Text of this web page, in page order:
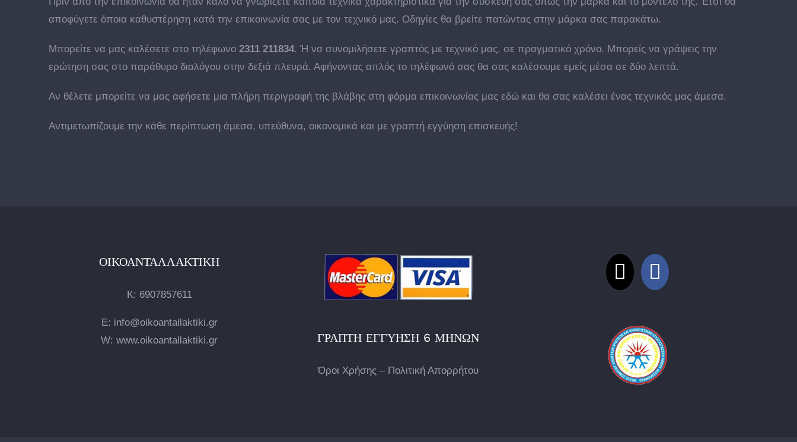
αποφύγετε όποια καθυστέρηση κατά την επικοινωνία σας με τον τεχνικό μας. Οδηγίες θα βρείτε πατώντας στην μάρκα σας παρακάτω.
Μπορείτε να μας καλέσετε στο τηλέφωνο 2311 211834. Ή να συνομιλήσετε γραπτός με τεχνικό μας, σε πραγματικό χρόνο. Μπορείς να γράψεις την
ερώτηση σας στο παράθυρο διαλόγου στην δεξιά πλευρά. Αφήνοντας απλός το τηλέφωνό σας θα σας καλέσουμε εμείς μέσα σε δύο λεπτά.
Αν θέλετε μπορείτε να μας αφήσετε μια πλήρη περιγραφή της βλάβης στη φόρμα επικοινωνίας μας εδώ και θα σας καλέσει ένας τεχνικός μας άμεσα.
Αντιμετωπίζουμε την κάθε περίπτωση άμεσα, υπεύθυνα, οικονομικά και με γραπτή εγγύηση επισκευής!
ΟΙΚΟΑΝΤΑΛΛΑΚΤΙΚΉ
Κ: 6907857611
E: info@oikoantallaktiki.gr
W: www.oikoantallaktiki.gr
ΓΡΑΠΤΉ ΕΓΓΎΗΣΗ 6 ΜΗΝΏΝ
Όροι Χρήσης – Πολιτική Απορρήτου